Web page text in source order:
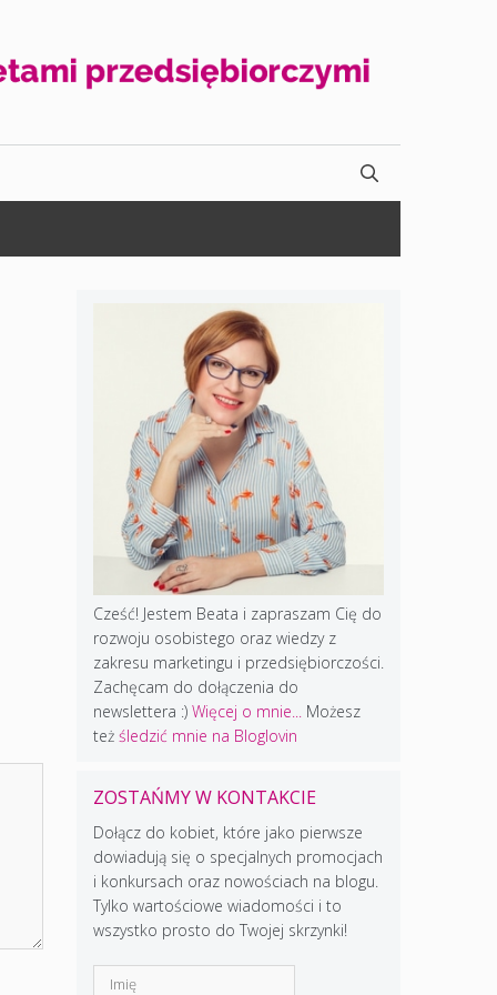
Cześć! Jestem Beata i zapraszam Cię do
rozwoju osobistego oraz wiedzy z
zakresu marketingu i przedsiębiorczości.
Zachęcam do dołączenia do
newslettera :) Więcej o mnie...
Możesz
też śledzić mnie na Bloglovin
ZOSTAŃMY W KONTAKCIE
Dołącz do kobiet, które jako pierwsze
dowiadują się o specjalnych promocjach
i konkursach oraz nowościach na blogu.
Tylko wartościowe wiadomości i to
wszystko prosto do Twojej skrzynki!